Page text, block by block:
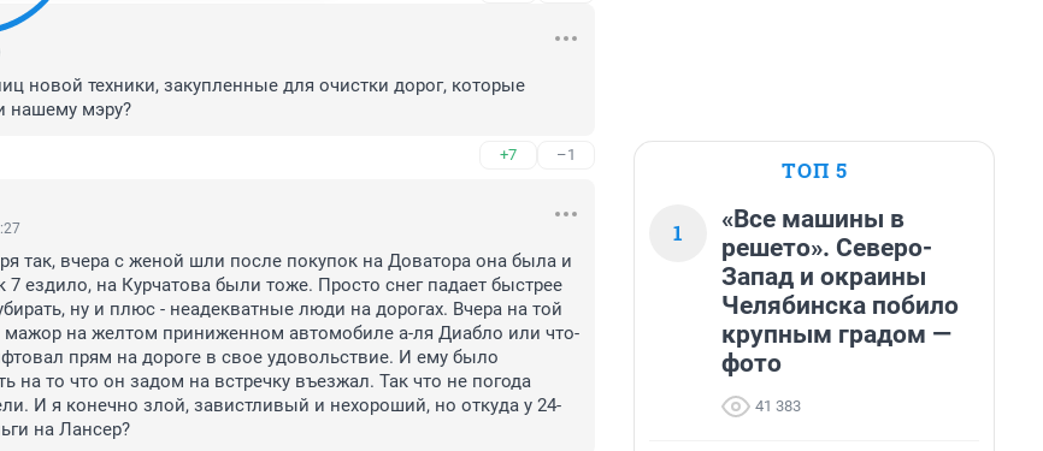
новой техники, закупленные для очистки дорог, которые
нашему мэру?
+7 –1
так, вчера с женой шли после покупок на Доватора она была и
7 ездило, на Курчатова были тоже. Просто снег падает быстрее
ну и плюс - неадекватные люди на дорогах. Вчера на той
мажор на желтом приниженном автомобиле а-ля Диабло или что-
прям на дороге в свое удовольствие. И ему было
на то что он задом на встречку въезжал. Так что не погода
И я конечно злой, завистливый и нехороший, но откуда у 24-
на Лансер?
ТОП 5
1
«Все машины в
решето». Северо-
Запад и окраины
Челябинска побило
крупным градом —
фото
41 383